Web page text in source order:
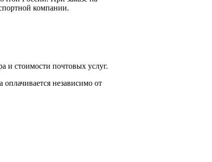
компании.
и стоимости почтовых услуг.
независимо от